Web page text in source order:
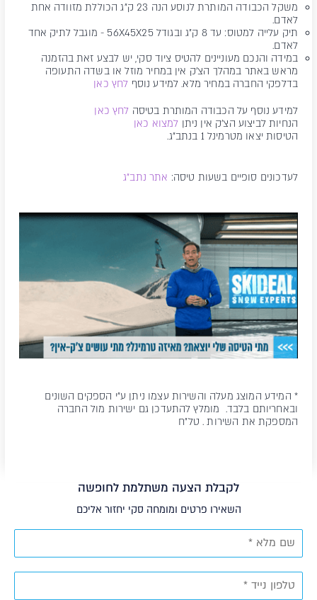
משקל הכבודה המותרת לנוסע הנה 23 ק"ג הכוללת מזוודה אחת
לאדם.
תיק עלייה למטוס: עד 8 ק"ג ובגודל 56X45X25 - מוגבל לתיק אחד
לאדם.
במידה והנכם מעוניינים להטיס ציוד סקי, יש לבצע זאת בהזמנה
מראש באתר במהלך הצ'ק אין במחיר מוזל או בשדה התעופה
בדלפקי החברה במחיר מלא. למידע נוסף לחץ כאן
למידע נוסף על הכבודה המותרת בטיסה לחץ כאן
הנחיות לביצוע הצ'ק אין ניתן למצוא כאן
הטיסות יצאו מטרמינל 1 בנתב"ג.
לעדכונים סופיים בשעות טיסה: אתר נתב"ג
* המידע המוצג מעלה והשירות עצמו ניתן ע"י הספקים השונים
ובאחריותם בלבד. מומלץ להתעדכן גם ישירות מול החברה
המספקת את השירות . טל"ח
לקבלת הצעה משתלמת לחופשה
השאירו פרטים ומומחה סקי יחזור אליכם